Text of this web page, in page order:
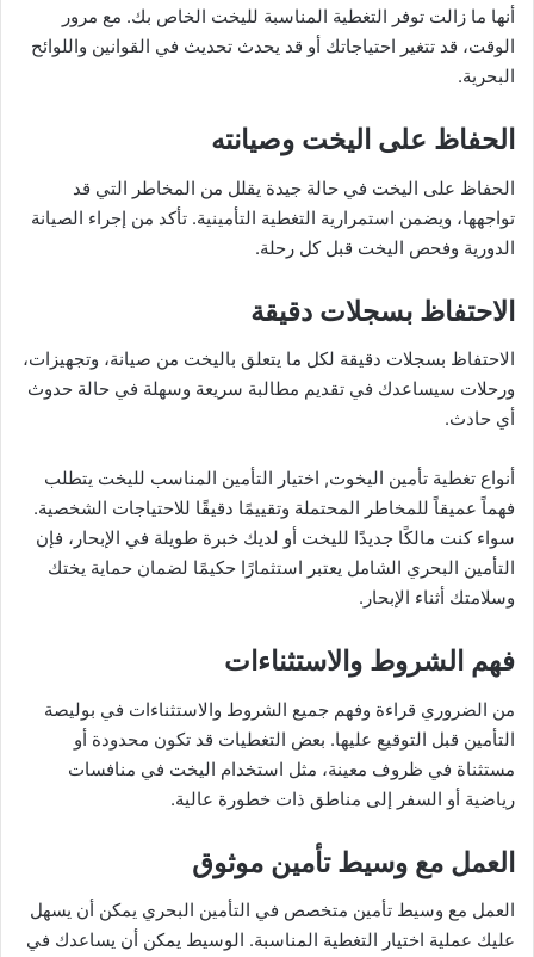
أنها ما زالت توفر التغطية المناسبة لليخت الخاص بك. مع مرور
الوقت، قد تتغير احتياجاتك أو قد يحدث تحديث في القوانين واللوائح
البحرية.
الحفاظ على اليخت وصيانته
الحفاظ على اليخت في حالة جيدة يقلل من المخاطر التي قد
تواجهها، ويضمن استمرارية التغطية التأمينية. تأكد من إجراء الصيانة
الدورية وفحص اليخت قبل كل رحلة.
الاحتفاظ بسجلات دقيقة
الاحتفاظ بسجلات دقيقة لكل ما يتعلق باليخت من صيانة، وتجهيزات،
ورحلات سيساعدك في تقديم مطالبة سريعة وسهلة في حالة حدوث
أي حادث.
أنواع تغطية تأمين اليخوت, اختيار التأمين المناسب لليخت يتطلب
فهماً عميقاً للمخاطر المحتملة وتقييمًا دقيقًا للاحتياجات الشخصية.
سواء كنت مالكًا جديدًا لليخت أو لديك خبرة طويلة في الإبحار، فإن
التأمين البحري الشامل يعتبر استثمارًا حكيمًا لضمان حماية يختك
وسلامتك أثناء الإبحار.
فهم الشروط والاستثناءات
من الضروري قراءة وفهم جميع الشروط والاستثناءات في بوليصة
التأمين قبل التوقيع عليها. بعض التغطيات قد تكون محدودة أو
مستثناة في ظروف معينة، مثل استخدام اليخت في منافسات
رياضية أو السفر إلى مناطق ذات خطورة عالية.
العمل مع وسيط تأمين موثوق
العمل مع وسيط تأمين متخصص في التأمين البحري يمكن أن يسهل
عليك عملية اختيار التغطية المناسبة. الوسيط يمكن أن يساعدك في